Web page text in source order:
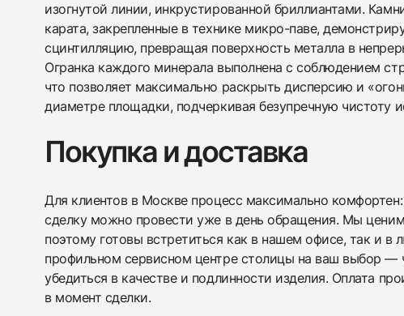
изогнутой линии, инкрустированной бриллиантами.
карата, закрепленные в технике микро-паве,
сцинтилляцию, превращая поверхность металла в
Огранка каждого минерала выполнена с соблюдением
что позволяет максимально раскрыть дисперсию и
диаметре площадки, подчеркивая безупречную чистоту
Покупка и доставка
Для клиентов в Москве процесс максимально
сделку можно провести уже в день обращения. Мы
поэтому готовы встретиться как в нашем офисе, так и в
профильном сервисном центре столицы на ваш выбор —
убедиться в качестве и подлинности изделия. Оплата
в момент сделки.